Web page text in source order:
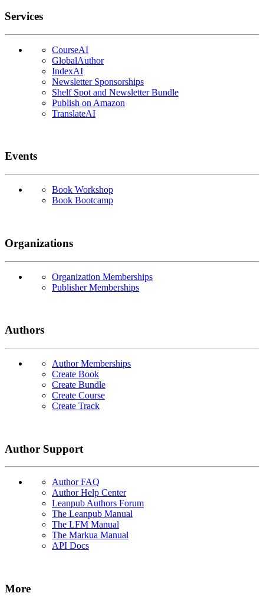
Services
CourseAI
GlobalAuthor
IndexAI
Newsletter Sponsorships
Shelf Spot and Newsletter Bundle
Publish on Amazon
TranslateAI
Events
Book Workshop
Book Bootcamp
Organizations
Organization Memberships
Publisher Memberships
Authors
Author Memberships
Create Book
Create Bundle
Create Course
Create Track
Author Support
Author FAQ
Author Help Center
Leanpub Authors Forum
The Leanpub Manual
The LFM Manual
The Markua Manual
API Docs
More